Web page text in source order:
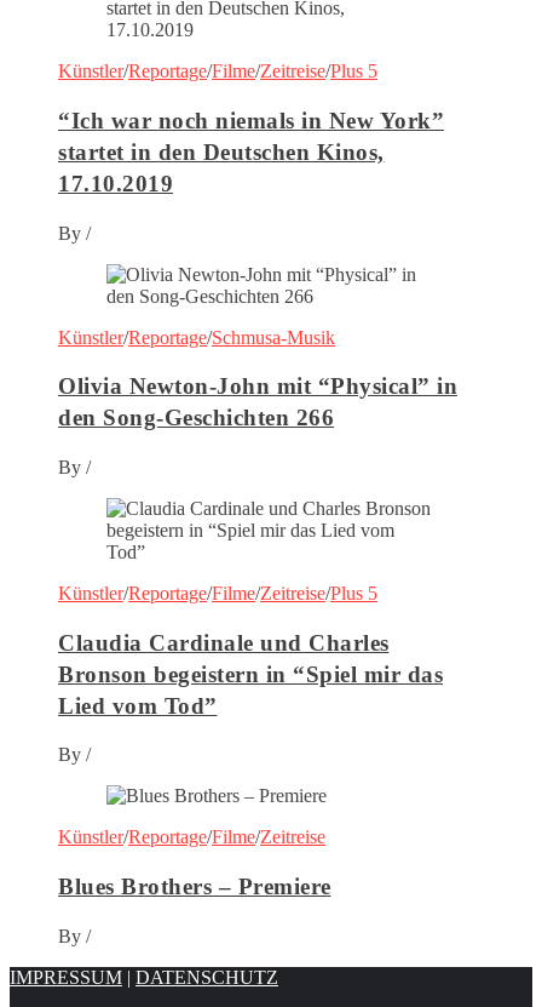
Künstler/Reportage/Filme/Zeitreise/Plus 5
“Ich war noch niemals in New York”
startet in den Deutschen Kinos,
17.10.2019
By /
Künstler/Reportage/Schmusa-Musik
Olivia Newton-John mit “Physical” in
den Song-Geschichten 266
By /
Künstler/Reportage/Filme/Zeitreise/Plus 5
Claudia Cardinale und Charles
Bronson begeistern in “Spiel mir das
Lied vom Tod”
By /
Künstler/Reportage/Filme/Zeitreise
Blues Brothers – Premiere
By /
IMPRESSUM | DATENSCHUTZ